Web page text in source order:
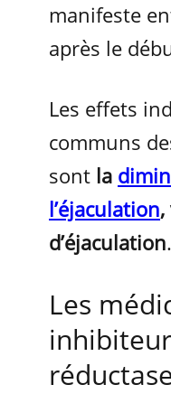
manifeste
après le
Les effets
communs
sont la
l’éjaculation,
d’éjaculation
Les